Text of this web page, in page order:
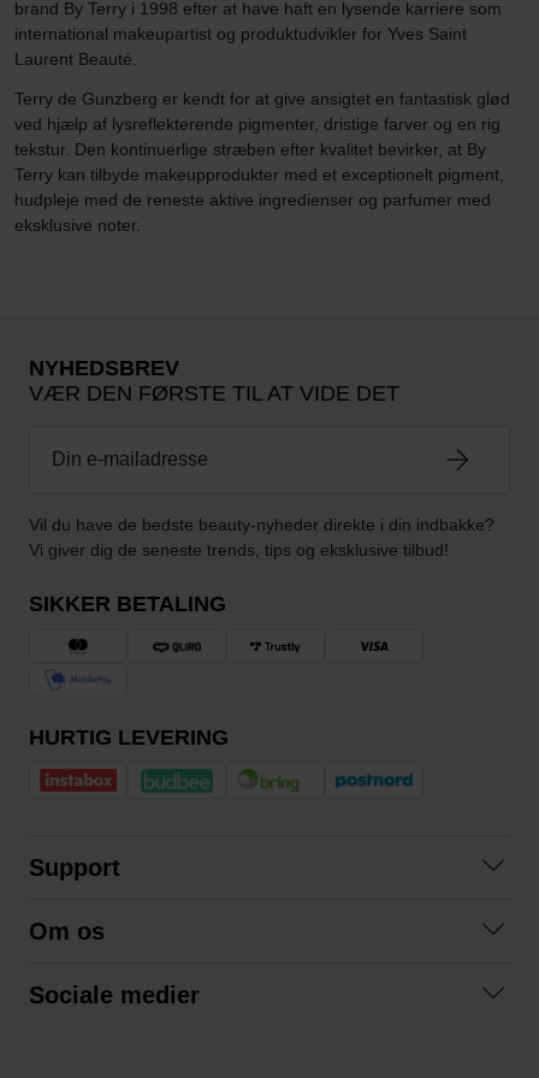
brand By Terry i 1998 efter at have haft en lysende karriere som
international makeupartist og produktudvikler for Yves Saint
Laurent Beauté.
Terry de Gunzberg er kendt for at give ansigtet en fantastisk glød
ved hjælp af lysreflekterende pigmenter, dristige farver og en rig
tekstur. Den kontinuerlige stræben efter kvalitet bevirker, at By
Terry kan tilbyde makeupprodukter med et exceptionelt pigment,
hudpleje med de reneste aktive ingredienser og parfumer med
eksklusive noter.
NYHEDSBREV
VÆR DEN FØRSTE TIL AT VIDE DET
Vil du have de bedste beauty-nyheder direkte i din indbakke?
Vi giver dig de seneste trends, tips og eksklusive tilbud!
SIKKER BETALING
HURTIG LEVERING
Support
Betingelser
Om os
Sociale medier